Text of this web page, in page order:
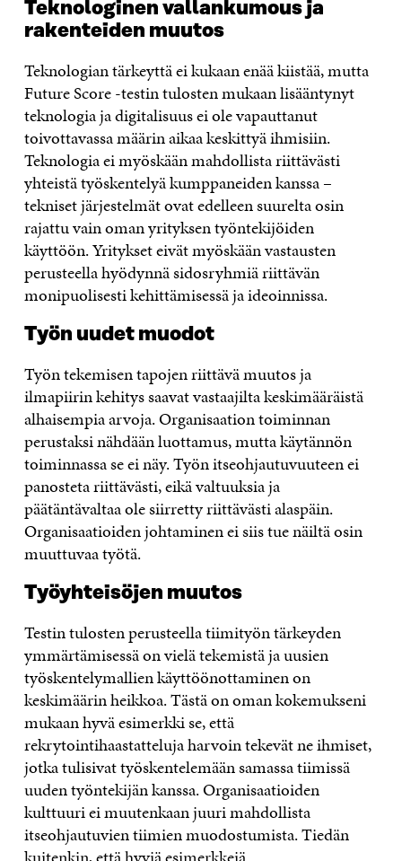
Teknologinen vallankumous ja
rakenteiden muutos
Teknologian tärkeyttä ei kukaan enää kiistää, mutta
Future Score -testin tulosten mukaan lisääntynyt
teknologia ja digitalisuus ei ole vapauttanut
toivottavassa määrin aikaa keskittyä ihmisiin.
Teknologia ei myöskään mahdollista riittävästi
yhteistä työskentelyä kumppaneiden kanssa –
tekniset järjestelmät ovat edelleen suurelta osin
rajattu vain oman yrityksen työntekijöiden
käyttöön. Yritykset eivät myöskään vastausten
perusteella hyödynnä sidosryhmiä riittävän
monipuolisesti kehittämisessä ja ideoinnissa.
Työn uudet muodot
Työn tekemisen tapojen riittävä muutos ja
ilmapiirin kehitys saavat vastaajilta keskimääräistä
alhaisempia arvoja. Organisaation toiminnan
perustaksi nähdään luottamus, mutta käytännön
toiminnassa se ei näy. Työn itseohjautuvuuteen ei
panosteta riittävästi, eikä valtuuksia ja
päätäntävaltaa ole siirretty riittävästi alaspäin.
Organisaatioiden johtaminen ei siis tue näiltä osin
muuttuvaa työtä.
Työyhteisöjen muutos
Testin tulosten perusteella tiimityön tärkeyden
ymmärtämisessä on vielä tekemistä ja uusien
työskentelymallien käyttöönottaminen on
keskimäärin heikkoa. Tästä on oman kokemukseni
mukaan hyvä esimerkki se, että
rekrytointihaastatteluja harvoin tekevät ne ihmiset,
jotka tulisivat työskentelemään samassa tiimissä
uuden työntekijän kanssa. Organisaatioiden
kulttuuri ei muutenkaan juuri mahdollista
itseohjautuvien tiimien muodostumista. Tiedän